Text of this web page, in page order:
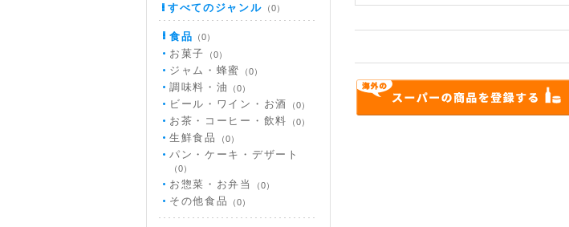
すべてのジャンル （0）
食品 （0）
お菓子 （0）
ジャム・蜂蜜 （0）
調味料・油 （0）
ビール・ワイン・お酒 （0）
お茶・コーヒー・飲料 （0）
生鮮食品 （0）
パン・ケーキ・デザート
（0）
お惣菜・お弁当 （0）
その他食品 （0）